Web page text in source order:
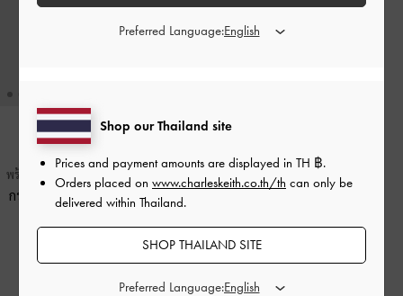
พร้อมสติกเกอร์จากคอลเลคชั่น DELFINA
กระเป๋าโท้ทขนาดมินิประดับโซ่รุ่น
Shop our Thailand site
Prices and payment amounts are displayed in TH ฿.
Orders placed on www.charleskeith.co.th/th can only be
delivered within Thailand.
SHOP THAILAND SITE
Preferred Language:
Preferred Language: